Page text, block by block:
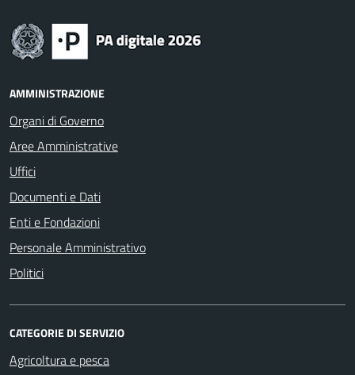
AMMINISTRAZIONE
Organi di Governo
Aree Amministrative
Uffici
Documenti e Dati
Enti e Fondazioni
Personale Amministrativo
Politici
CATEGORIE DI SERVIZIO
Agricoltura e pesca